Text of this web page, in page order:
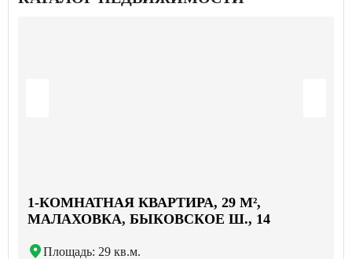
1-КОМНАТНАЯ КВАРТИРА, 29 М²,
МАЛАХОВКА, БЫКОВСКОЕ Ш., 14
Площадь: 29 кв.м.